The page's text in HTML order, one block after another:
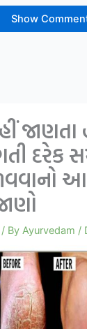
Show
દરેક
/ ByAyurvedam /